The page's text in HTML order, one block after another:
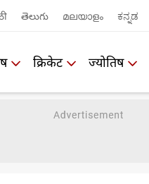
తెలుగు മലയാളം ಕನ್ನಡ
क्रिकेट ज्योतिष